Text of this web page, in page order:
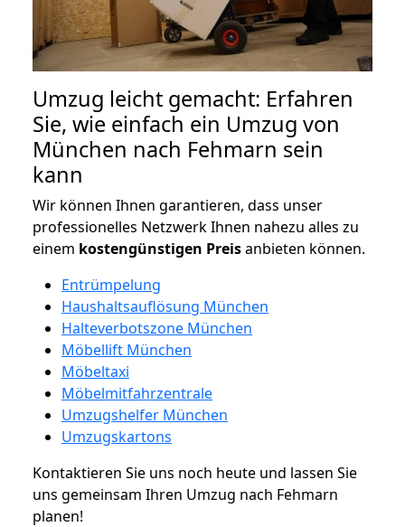
Umzug leicht gemacht: Erfahren
Sie, wie einfach ein Umzug von
München nach Fehmarn sein
kann
Wir können Ihnen garantieren, dass unser
professionelles Netzwerk Ihnen nahezu alles zu
einem kostengünstigen Preisanbieten können.
Entrümpelung
Haushaltsauflösung München
Halteverbotszone München
Möbellift München
Möbeltaxi
Möbelmitfahrzentrale
Umzugshelfer München
Umzugskartons
Kontaktieren Sie uns noch heute und lassen Sie
uns gemeinsam Ihren Umzug nach Fehmarn
planen!